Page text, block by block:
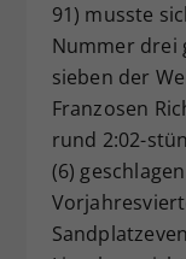
91) musste
Nummer drei
sieben der
Franzosen
rund 2:02-
(6)